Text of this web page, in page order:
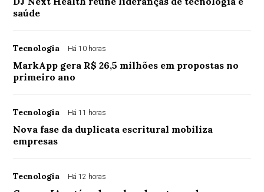
saúde
Tecnologia Há 10 horas
MarkApp gera R$ 26,5 milhões em propostas no
primeiro ano
Tecnologia Há 11 horas
Nova fase da duplicata escritural mobiliza
empresas
Tecnologia Há 12 horas